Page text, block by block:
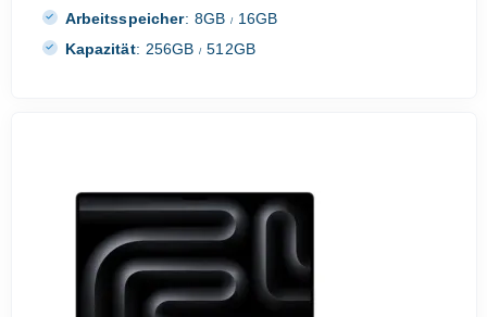
Arbeitsspeicher: 8GB / 16GB
Kapazität: 256GB/ 512GB